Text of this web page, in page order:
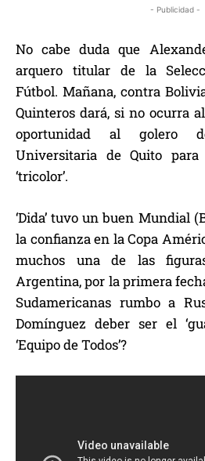
- Publicidad -
No cabe duda que
arquero titular de la
Fútbol. Mañana, contra
Quinteros dará, si no ocurra
oportunidad al golero
Universitaria de Quito
‘tricolor’.
‘Dida’ tuvo un buen Mundial
la confianza en la Copa
muchos una de las
Argentina, por la primera
Sudamericanas rumbo a
Domínguez deber ser el
‘Equipo de Todos’?